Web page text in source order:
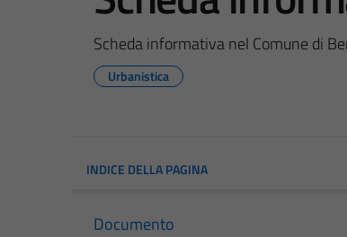
Scheda informativa nel Comune di
Urbanistica
INDICE DELLA PAGINA
Documento